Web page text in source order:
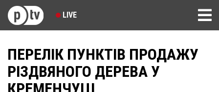
LIVE
ПЕРЕЛІК ПУНКТІВ ПРОДАЖУ
РІЗДВЯНОГО ДЕРЕВА У